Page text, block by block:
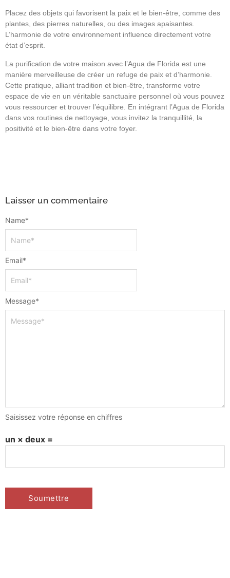
Placez des objets qui favorisent la paix et le bien-être, comme des
plantes, des pierres naturelles, ou des images apaisantes.
L’harmonie de votre environnement influence directement votre
état d’esprit.
La purification de votre maison avec l’Agua de Florida est une
manière merveilleuse de créer un refuge de paix et d’harmonie.
Cette pratique, alliant tradition et bien-être, transforme votre
espace de vie en un véritable sanctuaire personnel où vous pouvez
vous ressourcer et trouver l’équilibre. En intégrant l’Agua de Florida
dans vos routines de nettoyage, vous invitez la tranquillité, la
positivité et le bien-être dans votre foyer.
Laisser un commentaire
Message*
Name*
Email*
Saisissez votre réponse en chiffres
un × deux =